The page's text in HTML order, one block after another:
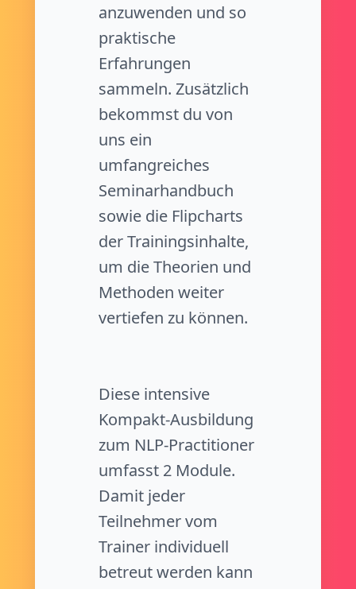
anzuwenden und so
praktische
Erfahrungen
sammeln. Zusätzlich
bekommst du von
uns ein
umfangreiches
Seminarhandbuch
sowie die Flipcharts
der Trainingsinhalte,
um die Theorien und
Methoden weiter
vertiefen zu können.
Diese intensive
Kompakt-Ausbildung
zum NLP-Practitioner
umfasst 2 Module.
Damit jeder
Teilnehmer vom
Trainer individuell
betreut werden kann